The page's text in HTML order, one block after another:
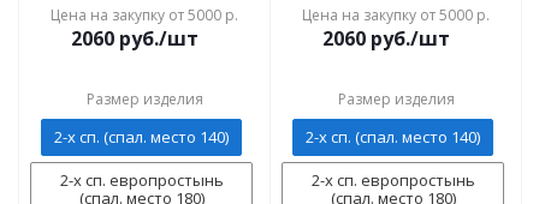
Цена на закупку от 5000 р.
2060 руб./шт
Размер изделия
2-х сп. (спал. место 140)
2-х сп. европростынь
(спал. место 180)
Цена на закупку от 5000 р.
2060 руб./шт
Размер изделия
2-х сп. (спал. место 140)
2-х сп. европростынь
(спал. место 180)